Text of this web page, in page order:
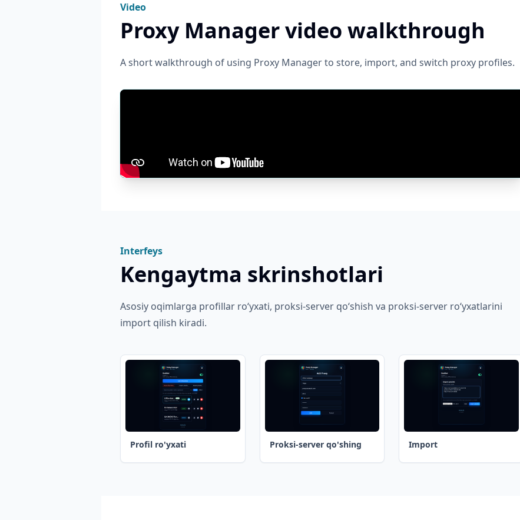
Video
Proxy Manager video walkthrough
A short walkthrough of using Proxy Manager to store, import, and switch proxy profiles.
Interfeys
Kengaytma skrinshotlari
Asosiy oqimlarga profillar roʻyxati, proksi-server qoʻshish va proksi-server roʻyxatlarini
import qilish kiradi.
Profil ro'yxati Proksi-server qo'shing Import